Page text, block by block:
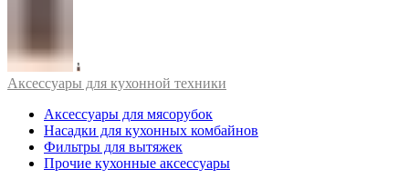
Аксессуары для кухонной техники
Аксессуары для мясорубок
Насадки для кухонных комбайнов
Фильтры для вытяжек
Прочие кухонные аксессуары